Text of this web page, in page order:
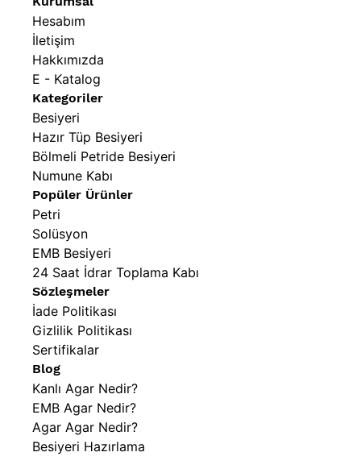
Hesabım
İletişim
Hakkımızda
E - Katalog
Kategoriler
Besiyeri
Hazır Tüp Besiyeri
Bölmeli Petride Besiyeri
Numune Kabı
Popüler Ürünler
Petri
Solüsyon
EMB Besiyeri
24 Saat İdrar Toplama Kabı
Sözleşmeler
İade Politikası
Gizlilik Politikası
Sertifikalar
Blog
Kanlı Agar Nedir?
EMB Agar Nedir?
Agar Agar Nedir?
Besiyeri Hazırlama